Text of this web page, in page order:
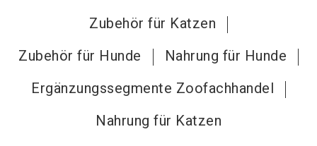
Zubehör für Katzen
Zubehör für Hunde
Nahrung für Hunde
Ergänzungssegmente Zoofachhandel
Nahrung für Katzen